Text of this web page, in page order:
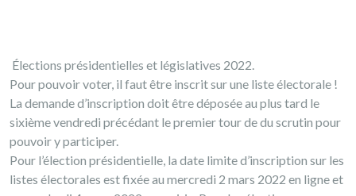
Élections présidentielles et législatives 2022.
Pour pouvoir voter, il faut être inscrit sur une liste électorale !
La demande d’inscription doit être déposée au plus tard le
sixième vendredi précédant le premier tour de du scrutin pour
pouvoir y participer.
Pour l’élection présidentielle, la date limite d’inscription sur les
listes électorales est fixée au mercredi 2 mars 2022 en ligne et